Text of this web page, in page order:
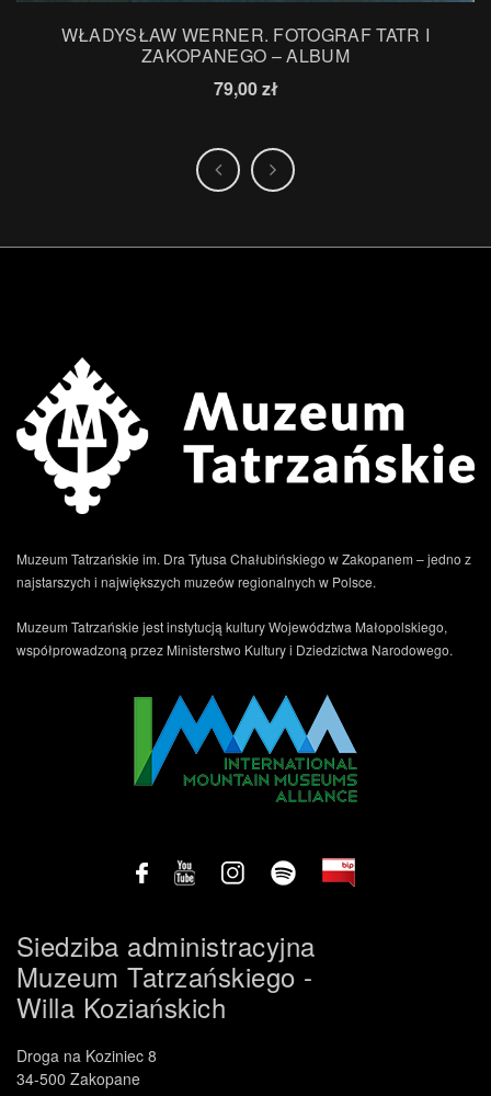
WŁADYSŁAW WERNER. FOTOGRAF TATR I
ZAKOPANEGO – ALBUM
79,00zł
Muzeum Tatrzańskie im. Dra Tytusa Chałubińskiego w Zakopanem – jedno z
najstarszych i największych muzeów regionalnych w Polsce.
Muzeum Tatrzańskie jest instytucją kultury Województwa Małopolskiego,
współprowadzoną przez Ministerstwo Kultury i Dziedzictwa Narodowego.
Siedziba administracyjna
Muzeum Tatrzańskiego -
Willa Koziańskich
Droga na Koziniec 8
34-500 Zakopane